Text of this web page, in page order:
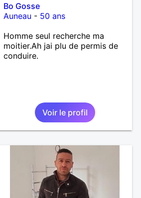
Bo Gosse
Auneau - 50 ans
Homme seul recherche ma
moitier.Ah jai plu de permis de
conduire.
Voir le profil